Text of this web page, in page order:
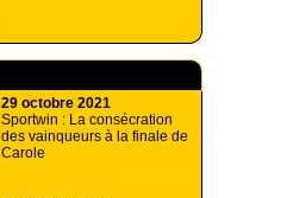
29 octobre 2021
Sportwin : La consécration
des vainqueurs à la finale de
Carole